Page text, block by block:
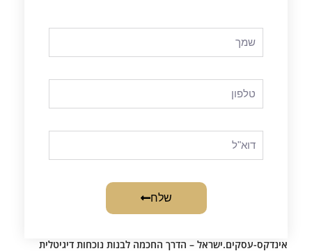
שלח
אינדקס-עסקים.ישראל – הדרך החכמה לבנות נוכחות דיגיטלית